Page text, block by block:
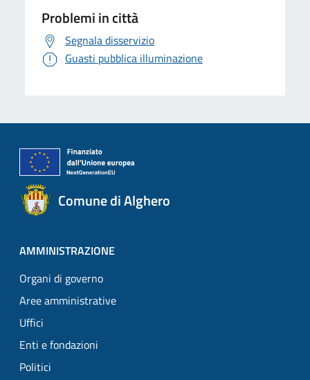
Problemi in città
Segnala disservizio
Guasti pubblica illuminazione
Comune di Alghero
AMMINISTRAZIONE
Organi di governo
Aree amministrative
Uffici
Enti e fondazioni
Politici